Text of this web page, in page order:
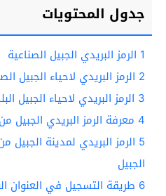
جدول المحتويات
1 الرمز البريدي الجبيل الصناعية
2 الرمز البريدي لاحياء الجبيل
3 الرمز البريدي لاحياء الجبيل
4 معرفة الرمز البريدي الجبيل
5 الرمز البريدي لمدينة الجبيل
الجبيل
6 طريقة التسجيل في العنوان